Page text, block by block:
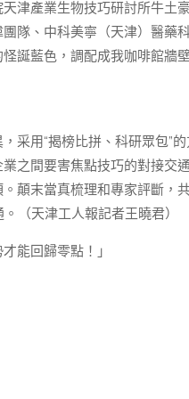
津產業生物技巧研討所牛土
隊、中科美寧（天津）醫藥
誕藍色，調配成我咖啡館牆
用“揭榜比拼、科研眾包”
之間要害焦點技巧的對接交
顛末當真梳理和專家評斷，
（天津工人報記者王曉君）
能回歸零點！」